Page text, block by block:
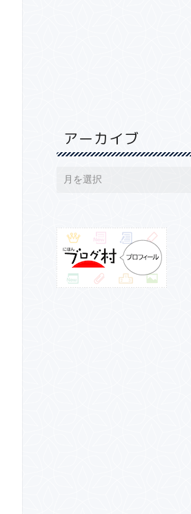
アーカイブ